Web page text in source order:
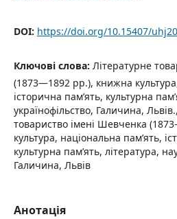
DOI: https://doi.org/10.15407/
Ключові слова: Літературне
(1873—1892 рр.), книжна
історична пам’ять, культурна
українофільство, Галичина,
товариство імені Шевченка
культура, національна пам’ять,
культурна пам’ять, література,
Галичина, Львів
Анотація